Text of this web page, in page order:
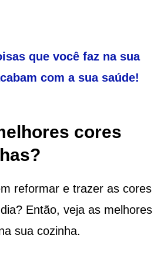
que você faz na sua
com a sua saúde!
cores
reformar e trazer as cores
Então, veja as melhores
sua cozinha.